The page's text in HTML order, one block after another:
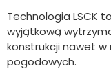
Technologia LSCK
wyjątkową
konstrukcji nawet w
pogodowych.